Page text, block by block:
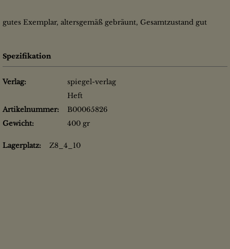
gutes Exemplar, altersgemäß gebräunt, Gesamtzustand gut
Spezifikation
Verlag:
spiegel-verlag
Heft
Artikelnummer:
B00065826
Gewicht:
400 gr
Lagerplatz: Z8_4_10